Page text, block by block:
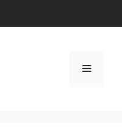
Menú